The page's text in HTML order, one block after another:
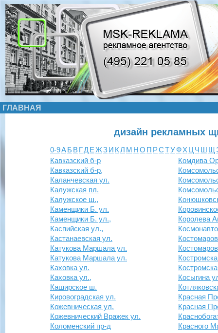
ГЛАВНАЯ
дизайн рекламных
0-9АБ ВГДЕЖЗИ КЛ М НО П РСТУФХ Ц Ч Ш Щ
Кавказский б-р
Кавказский б-р,
Каланчевская ул.
Калужская пл.
Калужское ш.,
Каменщики Б. ул.
Каменщики Б. ул.,
Каспийская ул.,
Кастанаевская ул.
Катукова Маршала ул.
Катукова Маршала ул.
Каховка ул.
Каховка ул.,
Каширское ш.
Кировоградская ул.
Кожевническая ул.
Кожевнический Вражек ул.
Коломенский пр-д
Комдива
Королева
Косыгина
Красная
Красная
Красного